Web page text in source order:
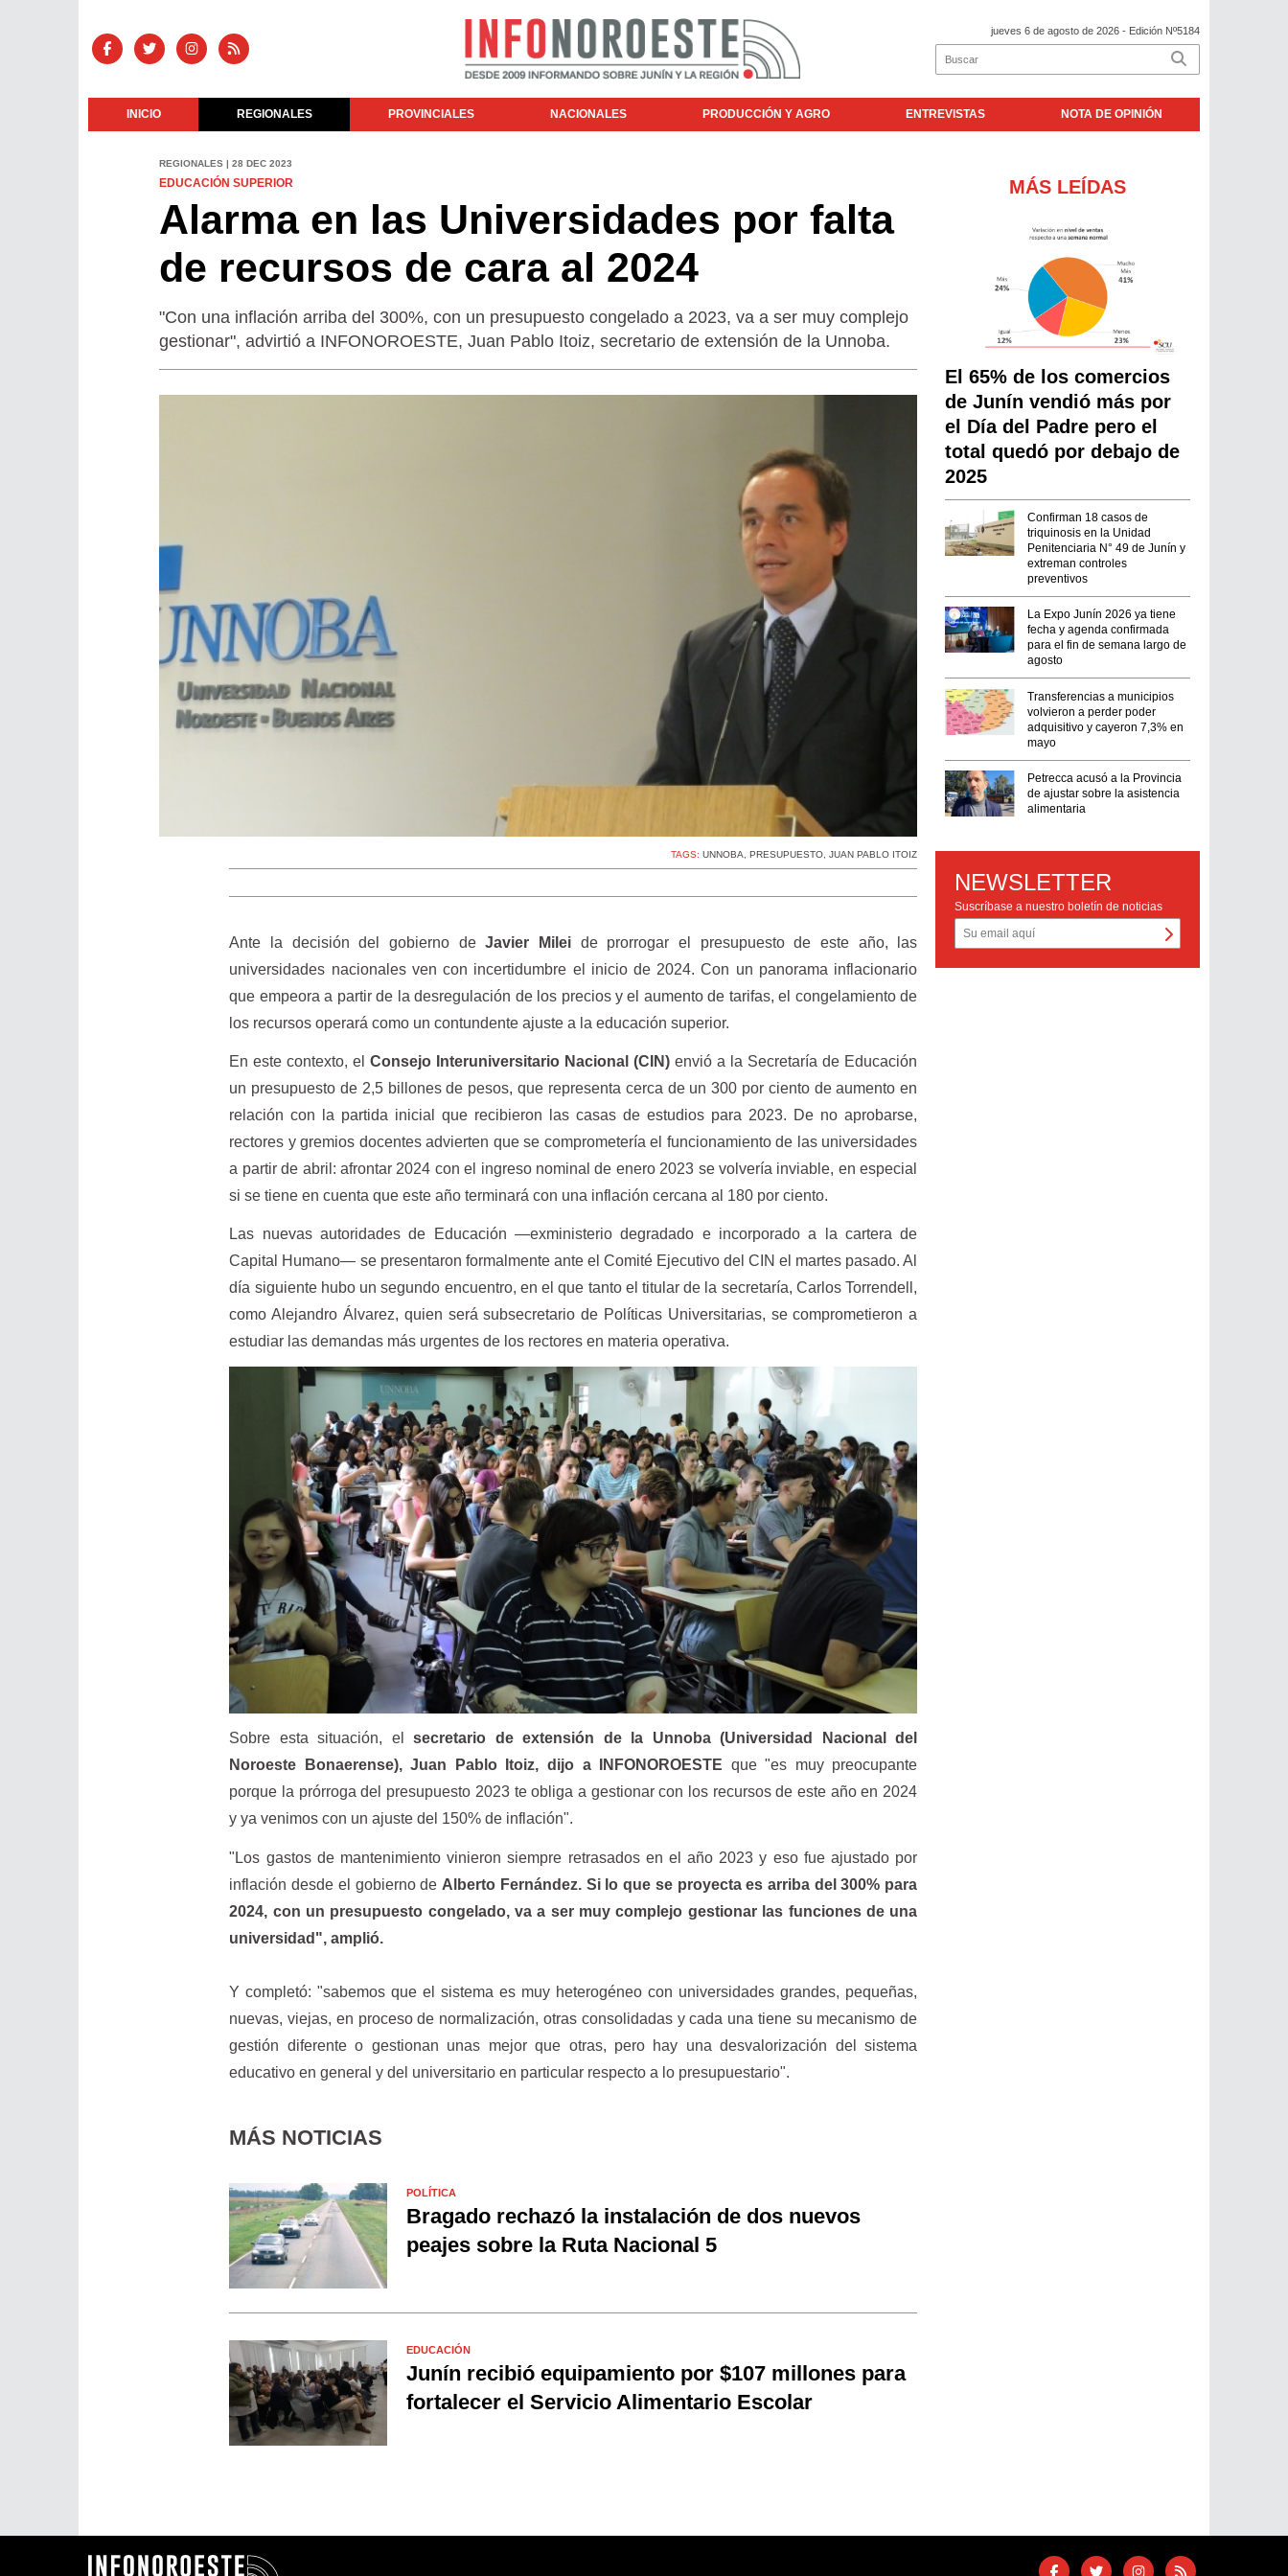
jueves 6 de agosto de 2026 - Edición Nº5184
INICIO REGIONALES PROVINCIALES NACIONALES PRODUCCIÓN Y AGRO ENTREVISTAS NOTA DE OPINIÓN
REGIONALES | 28 DEC 2023
EDUCACIÓN SUPERIOR
Alarma en las Universidades por falta
de recursos de cara al 2024
"Con una inflación arriba del 300%, con un presupuesto congelado a 2023, va a ser muy complejo
gestionar", advirtió a INFONOROESTE, Juan Pablo Itoiz, secretario de extensión de la Unnoba.
TAGS:UNNOBA ,PRESUPUESTO ,JUAN PABLO ITOIZ
Ante la decisión del gobierno deJavier Milei de prorrogar el presupuesto de este año, las
universidades nacionales ven con incertidumbre el inicio de 2024. Con un panorama inflacionario
que empeora a partir de la desregulación de los precios y el aumento de tarifas, el congelamiento de
los recursos operará como un contundente ajuste a la educación superior.
En este contexto, elConsejo Interuniversitario Nacional (CIN) envió a la Secretaría de Educación
un presupuesto de 2,5 billones de pesos, que representa cerca de un 300 por ciento de aumento en
relación con la partida inicial que recibieron las casas de estudios para 2023. De no aprobarse,
rectores y gremios docentes advierten que se comprometería el funcionamiento de las universidades
a partir de abril: afrontar 2024 con el ingreso nominal de enero 2023 se volvería inviable, en especial
si se tiene en cuenta que este año terminará con una inflación cercana al 180 por ciento.
Las nuevas autoridades de Educación —exministerio degradado e incorporado a la cartera de
Capital Humano— se presentaron formalmente ante el Comité Ejecutivo del CIN el martes pasado. Al
día siguiente hubo un segundo encuentro, en el que tanto el titular de la secretaría, Carlos Torrendell,
como Alejandro Álvarez, quien será subsecretario de Políticas Universitarias, se comprometieron a
estudiar las demandas más urgentes de los rectores en materia operativa.
Sobre esta situación, elsecretario de extensión de la Unnoba (Universidad Nacional del
Noroeste Bonaerense), Juan Pablo Itoiz, dijo a INFONOROESTE que "es muy preocupante
porque la prórroga del presupuesto 2023 te obliga a gestionar con los recursos de este año en 2024
y ya venimos con un ajuste del 150% de inflación".
"Los gastos de mantenimiento vinieron siempre retrasados en el año 2023 y eso fue ajustado por
inflación desde el gobierno de Alberto Fernández. Si lo que se proyecta es arriba del 300% para
2024, con un presupuesto congelado, va a ser muy complejo gestionar las funciones de una
universidad", amplió.
Y completó: "sabemos que el sistema es muy heterogéneo con universidades grandes, pequeñas,
nuevas, viejas, en proceso de normalización, otras consolidadas y cada una tiene su mecanismo de
gestión diferente o gestionan unas mejor que otras, pero hay una desvalorización del sistema
educativo en general y del universitario en particular respecto a lo presupuestario".
MÁS NOTICIAS
POLÍTICA
Bragado rechazó la instalación de dos nuevos
peajes sobre la Ruta Nacional 5
EDUCACIÓN
Junín recibió equipamiento por $107 millones para
fortalecer el Servicio Alimentario Escolar
MÁS LEÍDAS
El 65% de los comercios
de Junín vendió más por
el Día del Padre pero el
total quedó por debajo de
2025
Confirman 18 casos de
triquinosis en la Unidad
Penitenciaria N° 49 de Junín y
extreman controles
preventivos
La Expo Junín 2026 ya tiene
fecha y agenda confirmada
para el fin de semana largo de
agosto
Transferencias a municipios
volvieron a perder poder
adquisitivo y cayeron 7,3% en
mayo
Petrecca acusó a la Provincia
de ajustar sobre la asistencia
alimentaria
NEWSLETTER
Suscríbase a nuestro boletín de noticias